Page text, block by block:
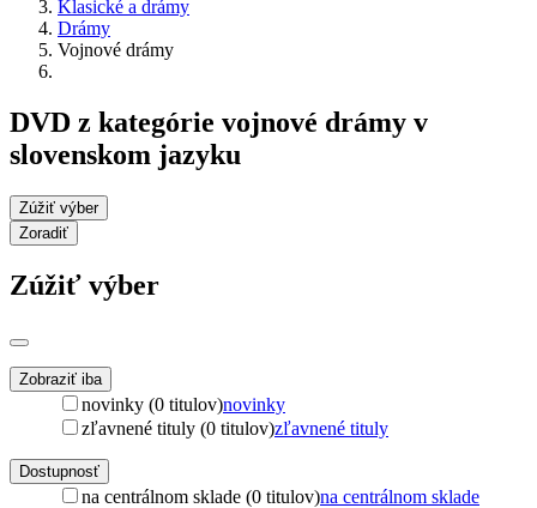
Klasické a drámy
Drámy
Vojnové drámy
DVD z kategórie vojnové drámy v
slovenskom jazyku
Zúžiť výber
Zoradiť
Zúžiť výber
Zobraziť iba
novinky (0 titulov)novinky
zľavnené tituly (0 titulov)zľavnené tituly
Dostupnosť
na centrálnom sklade (0 titulov)na centrálnom sklade